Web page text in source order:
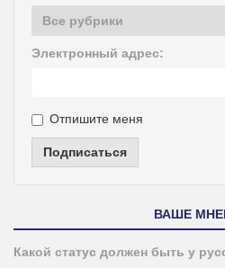
Электронный адрес:
Отпишите меня
Подписаться
ВАШЕ
Какой статус должен быть у